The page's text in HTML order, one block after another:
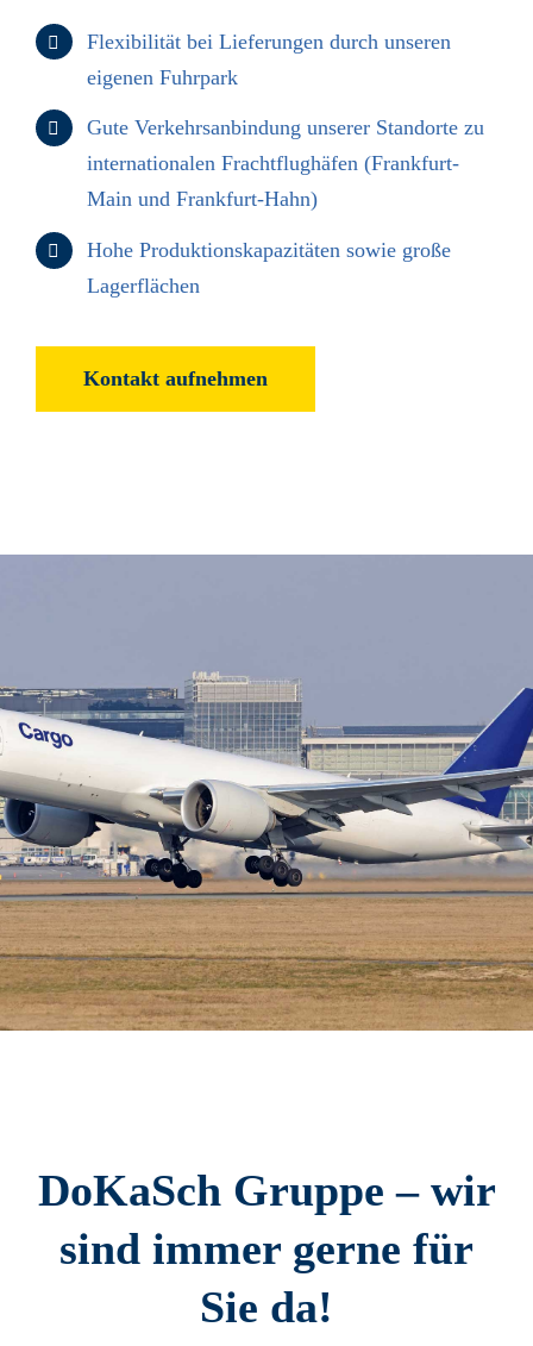
Flexibilität bei Lieferungen durch unseren
eigenen Fuhrpark
Gute Verkehrs­anbindung unserer Standorte zu
internationalen Fracht­flughäfen (Frankfurt-
Main und Frankfurt-Hahn)
Hohe Produktions­kapazitäten sowie große
Lager­flächen
Kontakt aufnehmen
DoKaSch Gruppe – wir
sind immer gerne für
Sie da!